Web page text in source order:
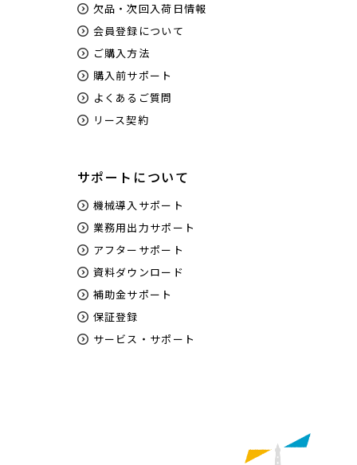
欠品・次回入荷日情報
会員登録について
ご購入方法
購入前サポート
よくあるご質問
リース契約
サポートについて
機械導入サポート
業務用出力サポート
アフターサポート
資料ダウンロード
補助金サポート
保証登録
サービス・サポート